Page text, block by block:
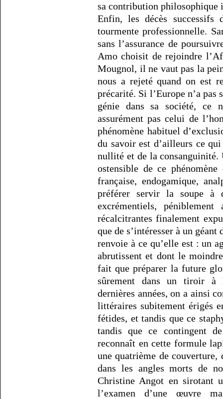
sa contribution philosophique
Enfin, les décès successifs
tourmente professionnelle.
sans l’assurance de
Amo choisit de rejoindre
Mougnol, il ne vaut pas la
nous a rejeté quand on est
précarité. Si l’Europe n’a pas
génie dans sa société, ce
assurément pas celui de
phénomène habituel
du savoir est d’ailleurs ce
nullité et de la
ostensible de ce
française, endogamique,
préférer servir la soupe à
excrémentiels, péniblement
récalcitrantes finalement
que de s’intéresser à un
renvoie à ce qu’elle est : un
abrutissent et dont le
fait que préparer la future
sûrement dans un tiroir à
dernières années, on a ainsi
littéraires subitement érigés
fétides, et tandis que ce
tandis que ce contingent
reconnaît en cette formule
une quatrième de couverture,
dans les angles morts de
Christine Angot en sirotant
l’examen d’une œuvre